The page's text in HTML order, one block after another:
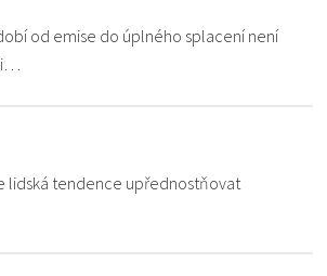
od emise do úplného splacení není
lidská tendence upřednostňovat